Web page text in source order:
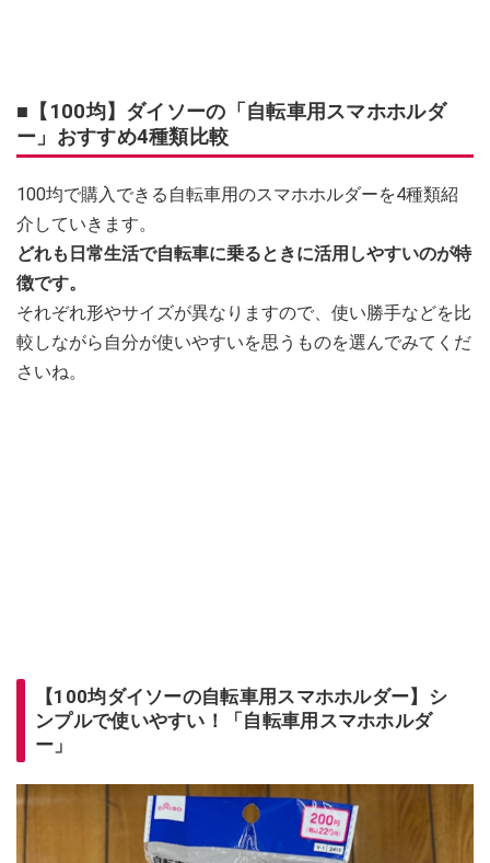
■【100均】ダイソーの「自転車用スマホホルダ
ー」おすすめ4種類比較
100均で購入できる自転車用のスマホホルダーを4種類紹
介していきます。
どれも日常生活で自転車に乗るときに活用しやすいのが特
徴です。
それぞれ形やサイズが異なりますので、使い勝手などを比
較しながら自分が使いやすいを思うものを選んでみてくだ
さいね。
【100均ダイソーの自転車用スマホホルダー】シ
ンプルで使いやすい！「自転車用スマホホルダ
ー」